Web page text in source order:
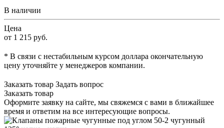
В наличии
Цена
от 1 215 руб.
* В связи с нестабильным курсом доллара окончательную
цену уточняйте у менеджеров компании.
Заказать товар Задать вопрос
Заказать товар
Оформите заявку на сайте, мы свяжемся с вами в ближайшее
время и ответим на все интересующие вопросы.